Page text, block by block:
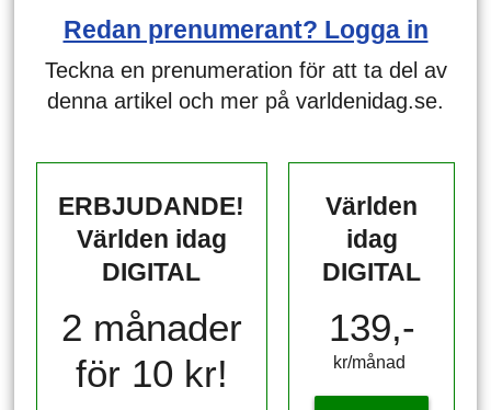
Redan prenumerant? Logga in
Teckna en prenumeration för att ta del av
denna artikel och mer på varldenidag.se.
ERBJUDANDE!
Världen idag
DIGITAL
2 månader
för 10 kr!
Världen
idag
DIGITAL
139,-
kr/månad ​​​​​​